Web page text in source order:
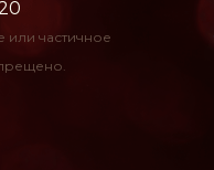
или частичное